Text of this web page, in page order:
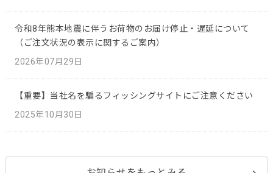
令和8年熊本地震に伴うお荷物のお届け停止・遅延について
（ご注文状況の表示に関するご案内）
2026年07月29日
【重要】当社名を騙るフィッシングサイトにご注意ください
2025年10月30日